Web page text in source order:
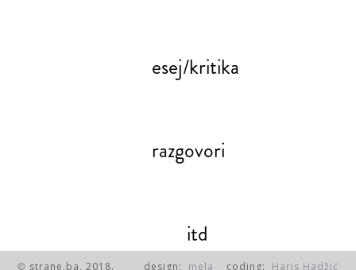
esej/kritika
razgovori
itd
© strane.ba, 2018. design: mela coding: Haris Hadžić